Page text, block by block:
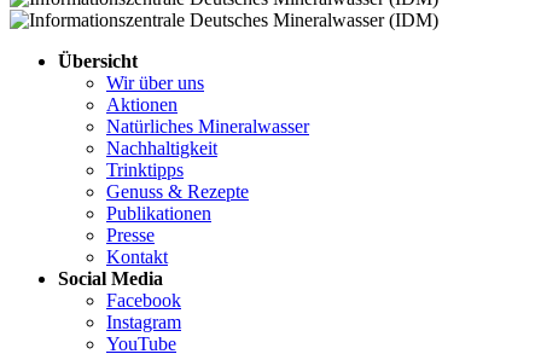
Übersicht
Wir über uns
Aktionen
Natürliches Mineralwasser
Nachhaltigkeit
Trinktipps
Genuss & Rezepte
Publikationen
Presse
Kontakt
Social Media
Facebook
Instagram
YouTube